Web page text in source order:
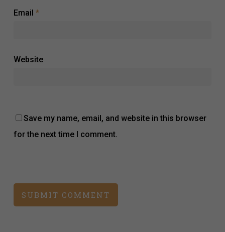
Email *
Website
Save my name, email, and website in this browser
for the next time I comment.